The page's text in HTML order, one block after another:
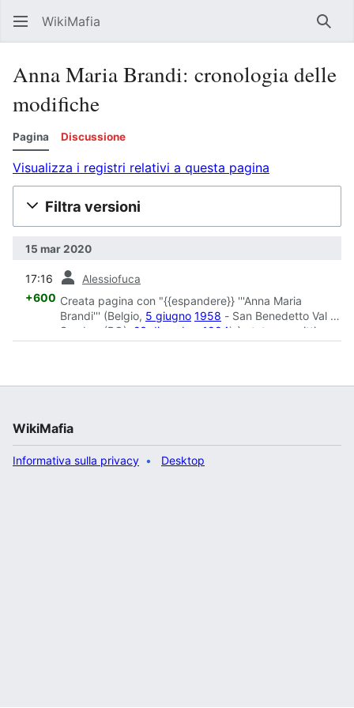
WikiMafia
Anna Maria Brandi: cronologia delle
modifiche
Pagina Discussione
Visualizza i registri relativi a questa pagina
Filtra versioni
15 mar 2020
17:16 Alessiofuca
+600 Creata pagina con "{{espandere}} '''Anna Maria
Brandi''' (Belgio, 5 giugno 1958 - San Benedetto Val di
Sambro (BO),
23 dicembre 1984) è stata una vittima
della strage del ra..."
WikiMafia
Informativa sulla privacy Desktop